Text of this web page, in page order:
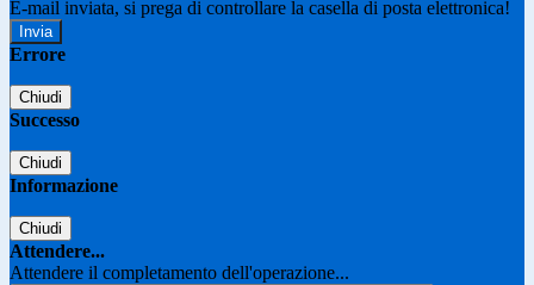
E-mail inviata, si prega di controllare la casella di posta elettronica!
Errore
Chiudi
Successo
Chiudi
Informazione
Chiudi
Attendere...
Attendere il completamento dell'operazione...